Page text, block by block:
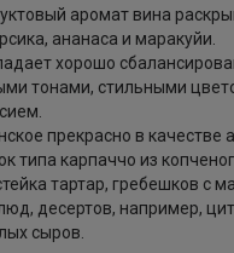
аромат вина
ананаса и маракуйи.
хорошо
тонами, стильными
прекрасно в качестве
типа карпаччо из
тартар, гребешков с
десертов, например,
сыров.